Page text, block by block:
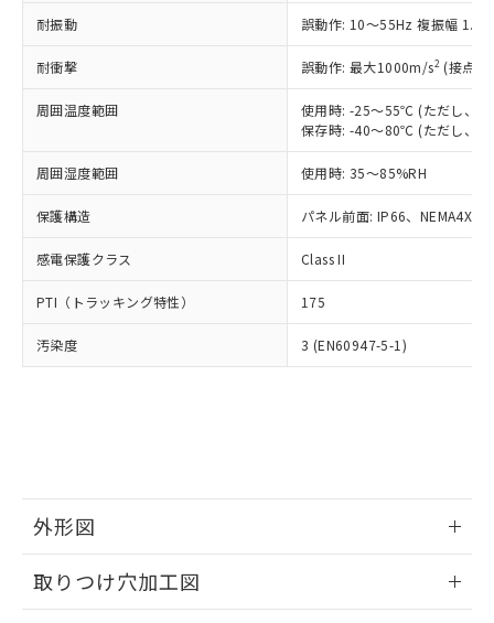
耐振動 誤動作: 10～55Hz 複振幅
耐衝撃 誤動作: 最大1000m/s2 (接点
周囲温度範囲
使用時: -25～55℃ (ただし、氷
保存時: -40～80℃ (ただし、氷
周囲湿度範囲 使用時: 35～85%RH
保護構造 パネル前面: IP66、NEMA4X,
感電保護クラス Class II
PTI（トラッキング特性） 175
汚染度 3 (EN60947-5-1)
外形図
取りつけ穴加工図
正式な納期状況および標準価格はお客
様のお取引先、またはお客様担当のオ
ムロン制御機器販売店・当社販売員に
オムロン制御機器販売店や当社販売拠
販売ネットワーク
」をご確認
在庫状況および標準価格結果を当社の
示しないようお願いします。
マイパーツ機能（部品リスト作成サー
ビス）をご利用いただくには、I-Web
メンバーズにご登録されている必要が
お客様が当ウェブサイト上で当社にご
登録された部品リストについて、当社
の共同利用に関して"
の「1.共同利
指します。
ルベンジル（BBP） 1000ppm以下、フタル酸ジブチル
（DBP） 1000ppm以下、フタル酸ジイソブチル
但し、RoHS指令で産業用監視および制御機器に対する
フタル酸エステル類の４物質については閾値を超える意
図的な使用がないことを確認しています。
部品在庫の切り替え状況などにより、予定
月が前後することがあります。
※3 非含有証明書ダウンロード
51物質の非含有証明書（当社基準）
※本証明書は発行日時点で非含有を証明す
るもので、過去に遡って非含有を証明する
また、RoHS指令のフタル酸エステル類４
物質の対応では、対応完了までの期間は出
DBP(フタル酸ジブチル) : 1000ppm、 DIBP(フタル酸ジ
イソブチル) : 1000ppm、 BBP(フタル酸ブチルベンジ
「ｅ」：有害物質（10物質）のすべてが基
準値以下であることを示します。
「10」：通常の使用状況下において有害物
質が外部に漏えいし、環境に深刻な影響を
及ぼさない年数を意味します。
「－」：未確認です。当社販売部門へお問
全に破砕するなど、違法に輸出されな
いよう必要な手段を講じます。
当社は貴社製品を、核兵器、ミサイ
ル、化学兵器、生物兵器またはその他
武器並びにこれらの製造装置等に一切
当社は、貴社製品を第三者に販売する
場合は、上記1、2および3の内容を当
該第三者に通知します。また当社は、
販売先および販売に係わる関係者が違
法に輸出するおそれがある場合は、取
－
在庫なし(最新の在庫状況につ
いては、お客様のお取引先、ま
たはお客様担当のオムロン制御
機器販売店・当社販売員にご確
空
受注生産機種、また在庫状況の
情報を公開していない機種